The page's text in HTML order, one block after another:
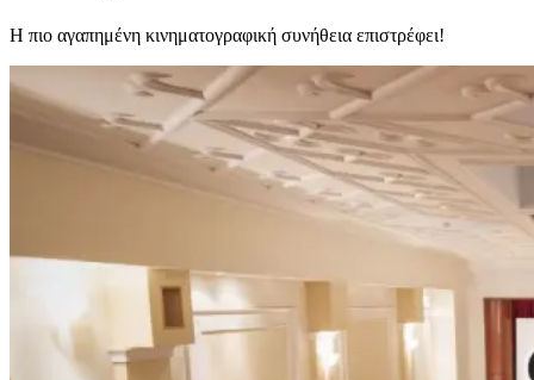
Η πιο αγαπημένη κινηματογραφική συνήθεια επιστρέφει!